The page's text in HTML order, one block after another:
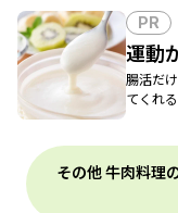
PR
運動
腸活だ
てくれ
その他 牛肉料理